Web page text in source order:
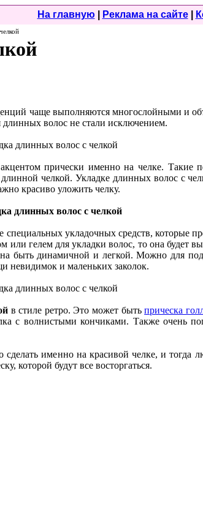
На главную Реклама на сайте|
чаще выполняются многослойными и
волос не стали исключением.
прически именно на челке. Такие
челкой. Укладке длинных волос с
красиво уложить челку.
специальных укладочных средств, которые
гелем для укладки волос, то она будет
быть динамичной и легкой. Можно для
невидимок и маленьких заколок.
в стиле ретро. Это может бытьприческа
с волнистыми кончиками. Также очень
именно на красивой челке, и тогда
которой будут все восторгаться.